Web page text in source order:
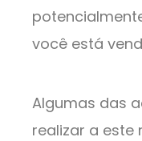
você está
Algumas das
realizar a este